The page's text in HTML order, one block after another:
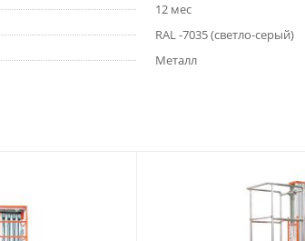
12 мес
RAL -7035 (светло-серый)
Металл